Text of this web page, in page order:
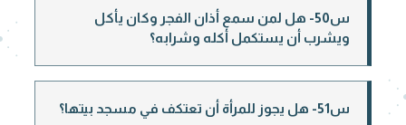
س50- هل لمن سمع أذان الفجر وكان يأكل
ويشرب أن يستكمل أكله وشرابه؟
س51- هل يجوز للمرأة أن تعتكف في مسجد بيتها؟